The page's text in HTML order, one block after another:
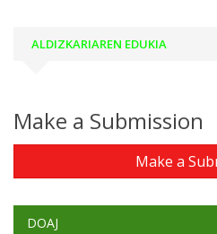
ALDIZKARIAREN EDUKIA
Make a Submission
Make a
DOAJ